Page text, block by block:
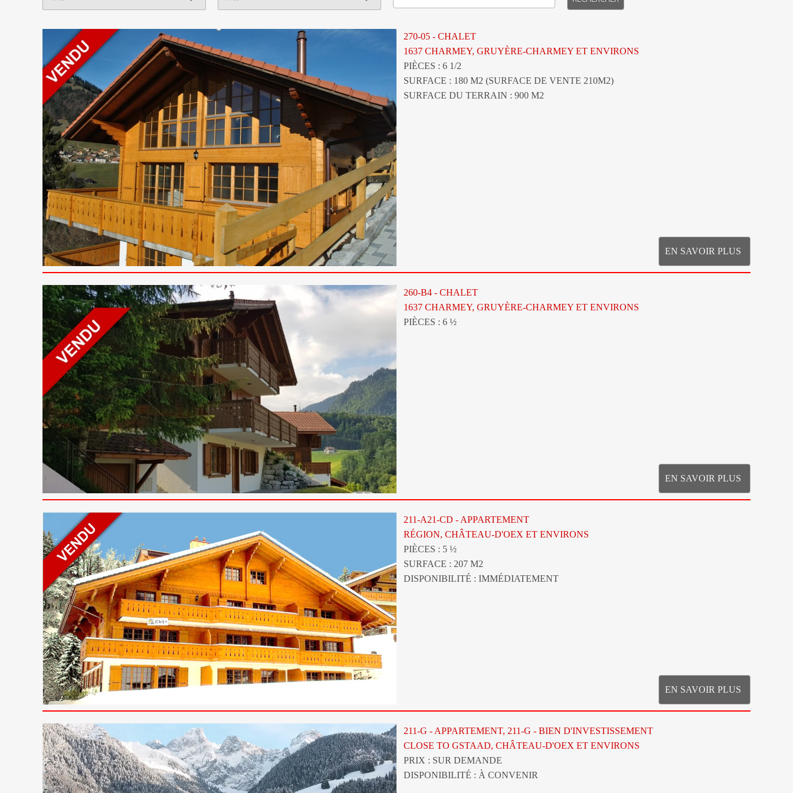
270-05 - CHALET
1637 CHARMEY, GRUYÈRE-CHARMEY ET ENVIRONS
PIÈCES : 6 1/2
SURFACE : 180 M2 (SURFACE DE VENTE 210M2)
SURFACE DU TERRAIN : 900 M2
EN SAVOIR PLUS
260-B4 - CHALET
1637 CHARMEY, GRUYÈRE-CHARMEY ET ENVIRONS
PIÈCES : 6 ½
EN SAVOIR PLUS
211-A21-CD - APPARTEMENT
RÉGION, CHÂTEAU-D'OEX ET ENVIRONS
PIÈCES : 5 ½
SURFACE : 207 M2
DISPONIBILITÉ : IMMÉDIATEMENT
EN SAVOIR PLUS
211-G - APPARTEMENT, 211-G - BIEN D'INVESTISSEMENT
CLOSE TO GSTAAD, CHÂTEAU-D'OEX ET ENVIRONS
PRIX : SUR DEMANDE
DISPONIBILITÉ : À CONVENIR